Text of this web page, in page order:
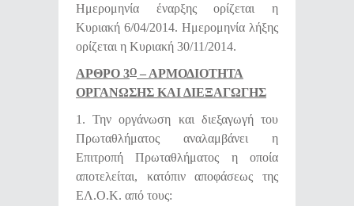
Ημερομηνία έναρξης ορίζεται η
Κυριακή 6/04/2014. Ημερομηνία λήξης
ορίζεται η Κυριακή 30/11/2014.
ΑΡΘΡΟ 3Ο – ΑΡΜΟΔΙΟΤΗΤΑ
ΟΡΓΑΝΩΣΗΣ ΚΑΙ ΔΙΕΞΑΓΩΓΗΣ
1. Την οργάνωση και διεξαγωγή του
Πρωταθλήματος αναλαμβάνει η
Επιτροπή Πρωταθλήματος η οποία
αποτελείται, κατόπιν αποφάσεως της
ΕΛ.Ο.Κ. από τους: